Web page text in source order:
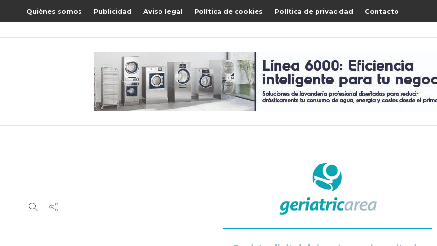
Quiénes somos Publicidad Aviso legal Política de cookies Política de privacidad Contacto